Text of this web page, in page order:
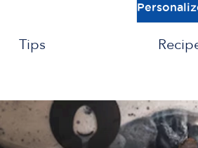
Tips